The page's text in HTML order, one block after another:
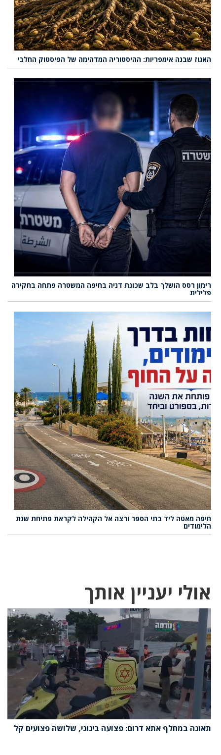
האגוז שבנה אימפריות: ההיסטוריה המדהימה של הפיסטוק החלבי
רימון רסס הושלך בלב שכונת דניה בחיפה המשטרה פתחה בחקירה
פלילית
חיפה מאטה ליד בתי הספר ורצה אל הקהילה לקראת פתיחת שנת
הלימודים
אולי יעניין אותך
תאונה במחלף אתא דרום: פצועה בינוני, שלושה פצועים קל